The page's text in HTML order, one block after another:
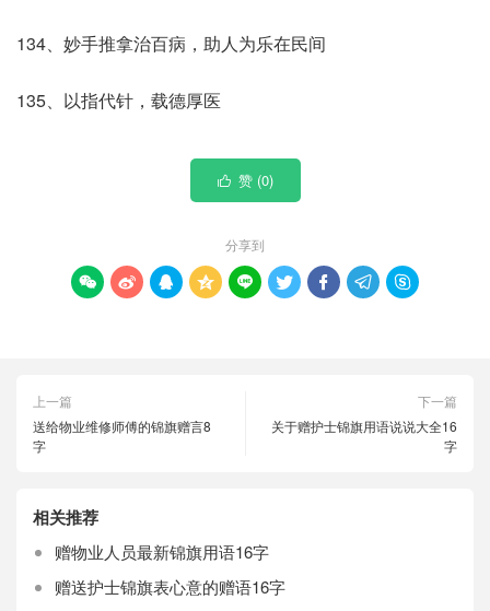
134、妙手推拿治百病，助人为乐在民间
135、以指代针，载德厚医
 赞 (0)
分享到
        
上一篇
送给物业维修师傅的锦旗赠言8
字
下一篇
关于赠护士锦旗用语说说大全16
字
相关推荐
赠物业人员最新锦旗用语16字
赠送护士锦旗表心意的赠语16字